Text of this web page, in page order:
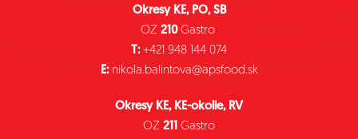
Okresy KE, PO, SB
OZ 210Gastro
T: +421 948 144 074
E: nikola.balintova@apsfood.sk
Okresy KE, KE-okolie, RV
OZ 211 Gastro